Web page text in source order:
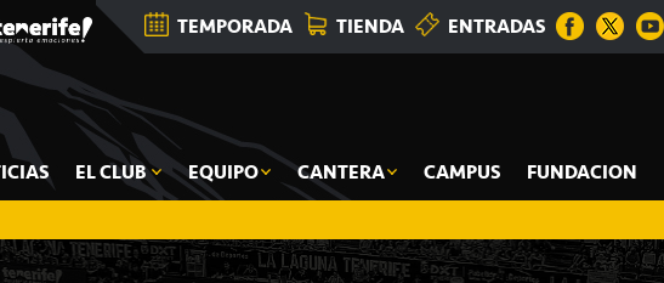
TEMPORADA TIENDA ENTRADAS
EL CLUB EQUIPO CANTERA CAMPUS FUNDACION